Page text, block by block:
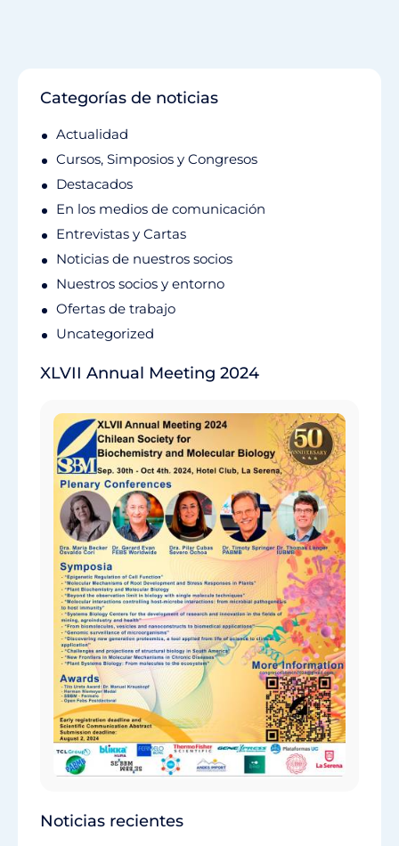
Categorías de noticias
Actualidad
Cursos, Simposios y Congresos
Destacados
En los medios de comunicación
Entrevistas y Cartas
Noticias de nuestros socios
Nuestros socios y entorno
Ofertas de trabajo
Uncategorized
XLVII Annual Meeting 2024
Noticias recientes